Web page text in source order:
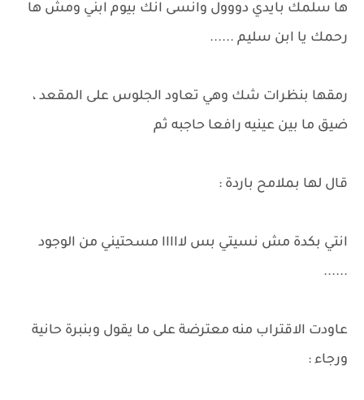
ها سلمك بايدي دووول وانسى انك بيوم ابني ومش ها
رحمك يا ابن سليم ......
رمقها بنظرات شك وهي تعاود الجلوس على المقعد ،
ضيق ما بين عينيه رافعا حاجبه ثم
قال لها بملامح باردة :
انتي بكدة مش نسيتي بس لااااا مسحتيني من الوجود
......
عاودت الاقتراب منه معترضة على ما يقول وبنبرة حانية
ورجاء :